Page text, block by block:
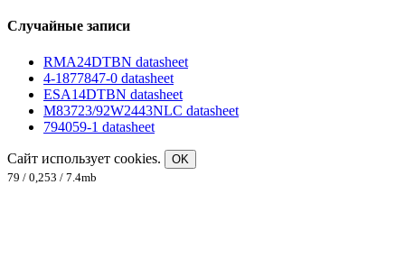
Случайные записи
RMA24DTBN datasheet
4-1877847-0 datasheet
ESA14DTBN datasheet
M83723/92W2443NLC datasheet
794059-1 datasheet
Сайт использует cookies.
OK
79 / 0,253 / 7.4mb